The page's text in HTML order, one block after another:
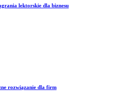
lektorskie dla biznesu
rozwiązanie dla firm